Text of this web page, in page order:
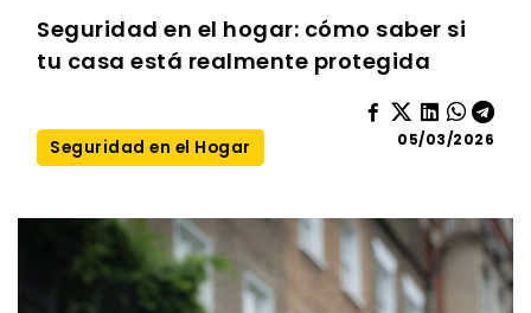
Seguridad en el hogar: cómo saber si
tu casa está realmente protegida
Seguridad en el Hogar 05/03/2026